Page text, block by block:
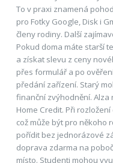
To v praxi znamená
pro Fotky Google, Disk i
členy rodiny. Další
Pokud doma máte starší
a získat slevu z ceny
přes formulář a po
předání zařízení. Starý
finanční zvýhodnění.
Home Credit. Při
což může být pro někoho
pořídit bez jednorázové
doprava zdarma na
místo. Studenti mohou